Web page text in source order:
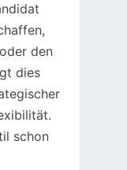
den
dies
schon